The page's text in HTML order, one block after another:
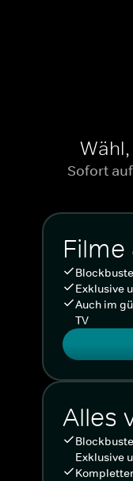
Sofort
Filme
Exklusive
Auch im
TV
Alles
Exklusive